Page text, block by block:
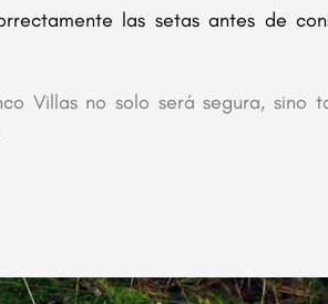
las setas antes de
Villas no solo será segura, sino